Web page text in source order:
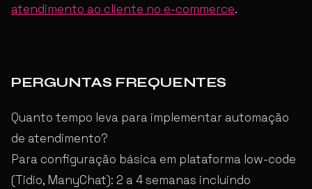
atendimento ao cliente no e-commerce.
PERGUNTAS FREQUENTES
Quanto tempo leva para implementar automação
de atendimento?
Para configuração básica em plataforma low-code
(Tidio, ManyChat): 2 a 4 semanas incluindo